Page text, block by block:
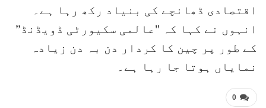
اقتصادی ڈھانچے کی بنیاد رکھ رہا ہے۔
انہوں نے کہا کہ "عالمی سکیورٹی ڈویڈنڈ”
کے طور پر چین کا کردار دن بہ دن زیادہ
نمایاں ہوتا جا رہا ہے۔
0